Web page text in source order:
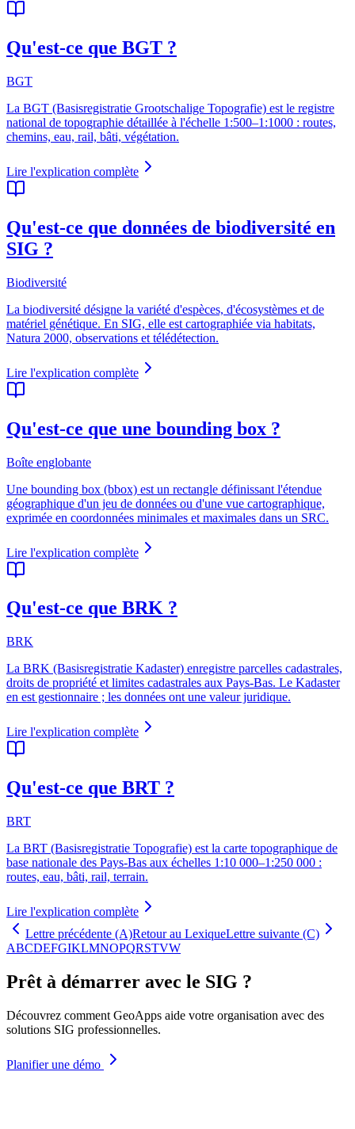
Qu'est-ce que BGT ?
BGT
La BGT (Basisregistratie Grootschalige Topografie) est le registre
national de topographie détaillée à l'échelle 1:500–1:1000 : routes,
chemins, eau, rail, bâti, végétation.
Lire l'explication complète
Qu'est-ce que données de biodiversité en
SIG ?
Biodiversité
La biodiversité désigne la variété d'espèces, d'écosystèmes et de
matériel génétique. En SIG, elle est cartographiée via habitats,
Natura 2000, observations et télédétection.
Lire l'explication complète
Qu'est-ce que une bounding box ?
Boîte englobante
Une bounding box (bbox) est un rectangle définissant l'étendue
géographique d'un jeu de données ou d'une vue cartographique,
exprimée en coordonnées minimales et maximales dans un SRC.
Lire l'explication complète
Qu'est-ce que BRK ?
BRK
La BRK (Basisregistratie Kadaster) enregistre parcelles cadastrales,
droits de propriété et limites cadastrales aux Pays-Bas. Le Kadaster
en est gestionnaire ; les données ont une valeur juridique.
Lire l'explication complète
Qu'est-ce que BRT ?
BRT
La BRT (Basisregistratie Topografie) est la carte topographique de
base nationale des Pays-Bas aux échelles 1:10 000–1:250 000 :
routes, eau, bâti, rail, terrain.
Lire l'explication complète
Lettre précédente (A)Retour au LexiqueLettre suivante (C)
ABCDEFGIKLMNOPQRSTVW
Prêt à démarrer avec le SIG ?
Découvrez comment GeoApps aide votre organisation avec des
solutions SIG professionnelles.
Planifier une démo